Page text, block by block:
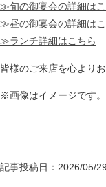
≫旬の御宴会の詳細は
≫昼の御宴会の詳細は
≫ランチ詳細はこちら
皆様のご来店を心より
※画像はイメージです。
記事投稿日：2026/05/